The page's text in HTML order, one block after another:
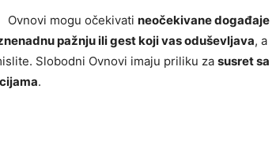
Ovnovi mogu očekivati neočekivane događaje
pažnju ili gest koji vas oduševljava, a
Slobodni Ovnovi imaju priliku za susret sa
.